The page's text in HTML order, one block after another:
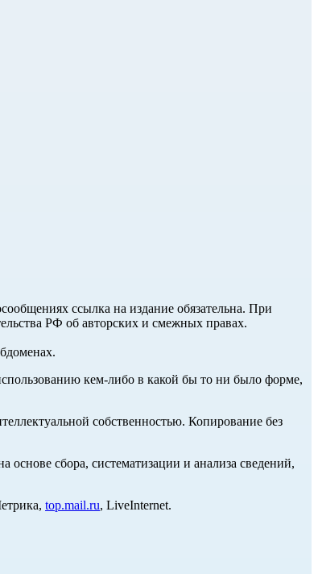
ссылка на издание обязательна. При
РФ об авторских и смежных правах.
кем-либо в какой бы то ни было форме,
собственностью. Копирование без
сбора, систематизации и анализа сведений,
top.mail.ru, LiveInternet.